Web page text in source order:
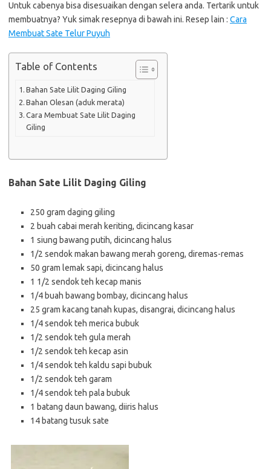
Untuk cabenya bisa disesuaikan dengan selera anda. Tertarik untuk
membuatnya? Yuk simak resepnya di bawah ini. Resep lain : Cara
Membuat Sate Telur Puyuh
Table of Contents
Bahan Sate Lilit Daging Giling
Bahan Olesan (aduk merata)
Cara Membuat Sate Lilit Daging
Giling
Bahan Sate Lilit Daging Giling
250 gram daging giling
2 buah cabai merah keriting, dicincang kasar
1 siung bawang putih, dicincang halus
1/2 sendok makan bawang merah goreng, diremas-remas
50 gram lemak sapi, dicincang halus
1 1/2 sendok teh kecap manis
1/4 buah bawang bombay, dicincang halus
25 gram kacang tanah kupas, disangrai, dicincang halus
1/4 sendok teh merica bubuk
1/2 sendok teh gula merah
1/2 sendok teh kecap asin
1/4 sendok teh kaldu sapi bubuk
1/2 sendok teh garam
1/4 sendok teh pala bubuk
1 batang daun bawang, diiris halus
14 batang tusuk sate